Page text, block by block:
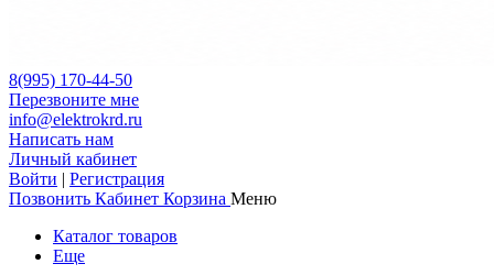
8(995) 170-44-50
Перезвоните мне
info@elektrokrd.ru
Написать нам
Личный кабинет
Войти | Регистрация
Позвонить Кабинет Корзина Меню
Каталог товаров
Еще